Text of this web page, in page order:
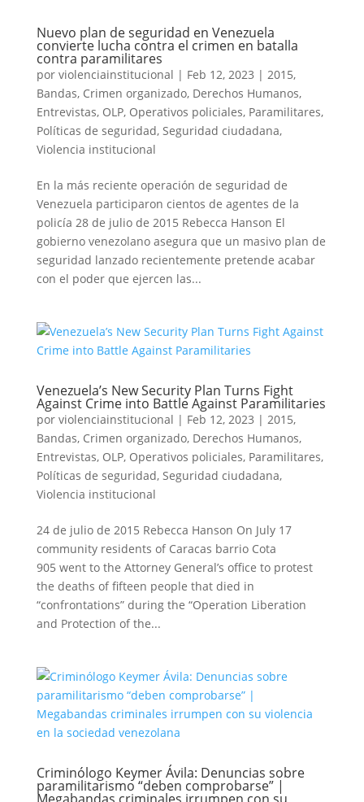
Nuevo plan de seguridad en Venezuela
convierte lucha contra el crimen en batalla
contra paramilitares
por violenciainstitucional | Feb 12, 2023 | 2015,
Bandas, Crimen organizado, Derechos Humanos,
Entrevistas, OLP, Operativos policiales, Paramilitares,
Políticas de seguridad, Seguridad ciudadana,
Violencia institucional
En la más reciente operación de seguridad de
Venezuela participaron cientos de agentes de la
policía 28 de julio de 2015 Rebecca Hanson El
gobierno venezolano asegura que un masivo plan de
seguridad lanzado recientemente pretende acabar
con el poder que ejercen las...
Venezuela’s New Security Plan Turns Fight
Against Crime into Battle Against Paramilitaries
por violenciainstitucional | Feb 12, 2023 | 2015,
Bandas, Crimen organizado, Derechos Humanos,
Entrevistas, OLP, Operativos policiales, Paramilitares,
Políticas de seguridad, Seguridad ciudadana,
Violencia institucional
24 de julio de 2015 Rebecca Hanson On July 17
community residents of Caracas barrio Cota
905 went to the Attorney General’s office to protest
the deaths of fifteen people that died in
“confrontations” during the “Operation Liberation
and Protection of the...
Criminólogo Keymer Ávila: Denuncias sobre
paramilitarismo “deben comprobarse” |